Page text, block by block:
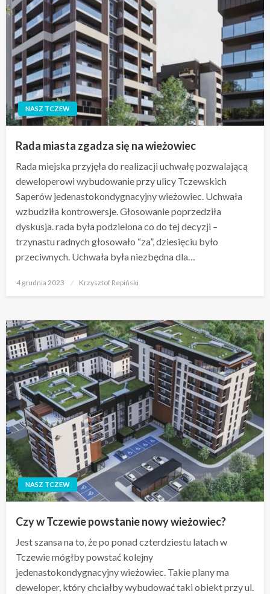
NASZ TCZEW
Rada miasta zgadza się na wieżowiec
Rada miejska przyjęła do realizacji uchwałę pozwalającą
deweloperowi wybudowanie przy ulicy Tczewskich
Saperów jedenastokondygnacyjny wieżowiec. Uchwała
wzbudziła kontrowersje. Głosowanie poprzedziła
dyskusja. rada była podzielona co do tej decyzji –
trzynastu radnych głosowało “za”, dziesięciu było
przeciwnych. Uchwała była niezbędna dla…
Opublikowane
4 grudnia 2023 Krzysztof Repiński
NASZ TCZEW
Czy w Tczewie powstanie nowy wieżowiec?
Jest szansa na to, że po ponad czterdziestu latach w
Tczewie mógłby powstać kolejny
jedenastokondygnacyjny wieżowiec. Takie plany ma
deweloper, który chciałby wybudować taki obiekt przy ul.